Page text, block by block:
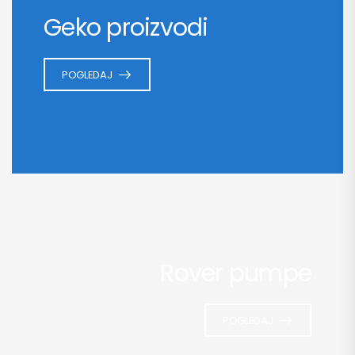
Geko proizvodi
POGLEDAJ